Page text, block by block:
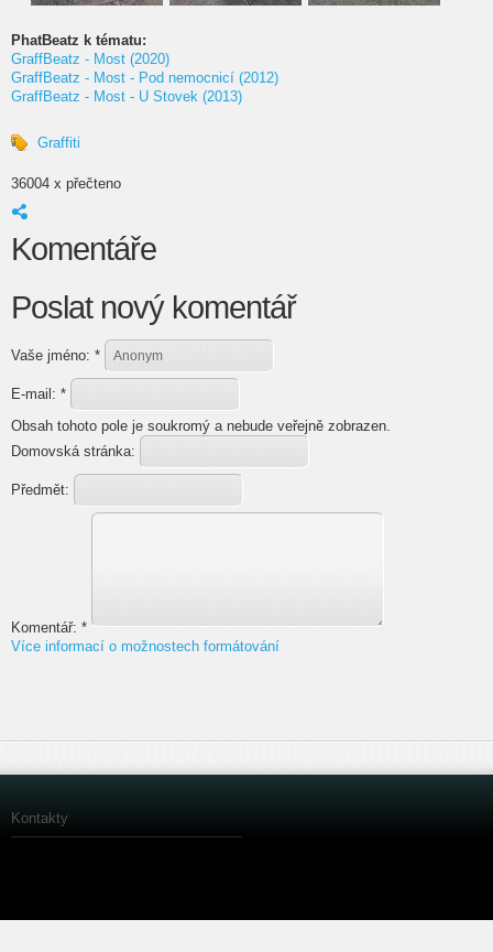
PhatBeatz k tématu:
GraffBeatz - Most (2020)
GraffBeatz - Most - Pod nemocnicí (2012)
GraffBeatz - Most - U Stovek (2013)
Graffiti
36004 x přečteno
Komentáře
Poslat nový komentář
Vaše jméno: *
E-mail: *
Obsah tohoto pole je soukromý a nebude veřejně zobrazen.
Domovská stránka:
Předmět:
Komentář: *
Více informací o možnostech formátování
Kontakty